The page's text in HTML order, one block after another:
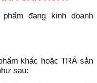
đang kinh doanh
khác hoặc TRẢ sản
sau: